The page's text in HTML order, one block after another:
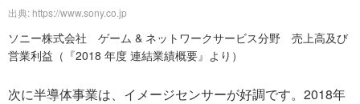
出典: https://www.sony.co.jp
ソニー株式会社 ゲーム & ネットワークサービス分野 売上高及び
営業利益（『2018 年度 連結業績概要』より）
次に半導体事業は、イメージセンサーが好調です。2018年